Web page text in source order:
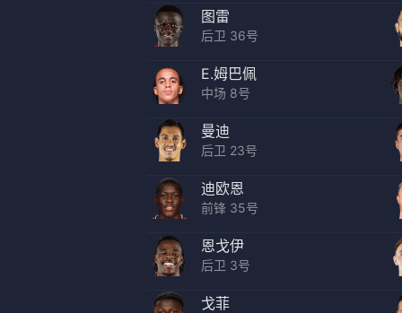
图雷
后卫 36号
E.姆巴佩
中场 8号
曼迪
后卫 23号
迪欧恩
前锋 35号
恩戈伊
后卫 3号
戈菲